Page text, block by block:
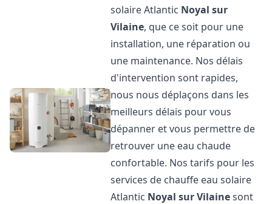
solaire Atlantic Noyal sur
Vilaine, que ce soit pour une
installation, une réparation ou
une maintenance. Nos délais
d'intervention sont rapides,
nous nous déplaçons dans les
meilleurs délais pour vous
dépanner et vous permettre de
retrouver une eau chaude
confortable. Nos tarifs pour les
services de chauffe eau solaire
Atlantic Noyal sur Vilainesont